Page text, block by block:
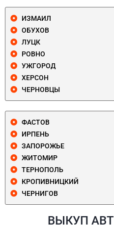
ИЗМАИЛ
ОБУХОВ
ЛУЦК
РОВНО
УЖГОРОД
ХЕРСОН
ЧЕРНОВЦЫ
ФАСТОВ
ИРПЕНЬ
ЗАПОРОЖЬЕ
ЖИТОМИР
ТЕРНОПОЛЬ
КРОПИВНИЦКИЙ
ЧЕРНИГОВ
ВЫКУП